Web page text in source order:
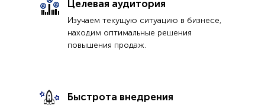
Целевая аудитория
Изучаем текущую ситуацию в бизнесе,
находим оптимальные решения
повышения продаж.
Быстрота внедрения